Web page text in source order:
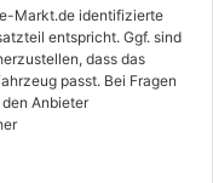
Markt.de identifizierte
entspricht. Ggf. sind
dass das
passt. Bei Fragen
Anbieter